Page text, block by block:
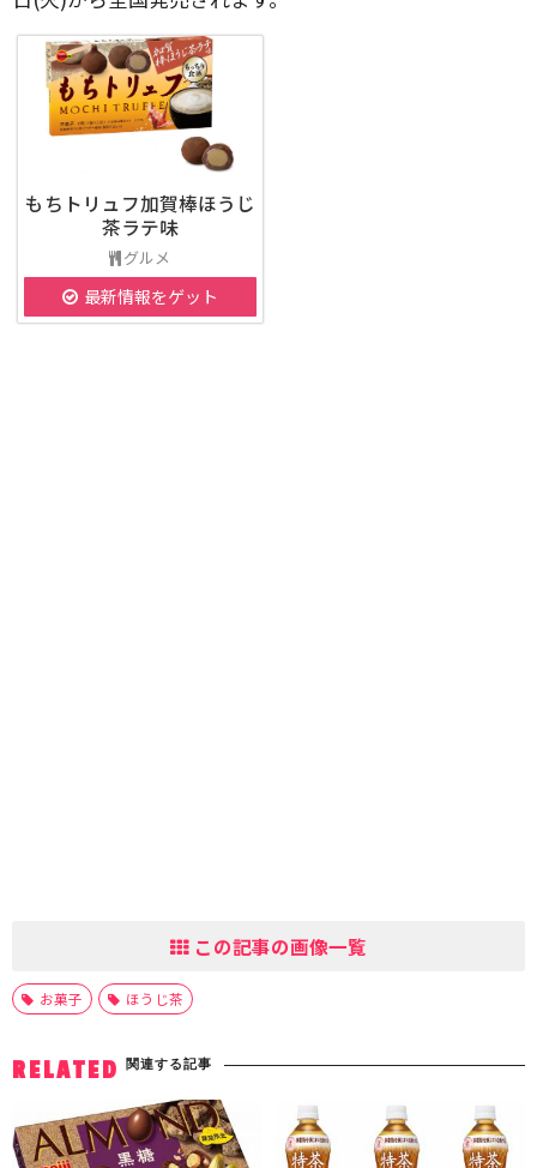
もちトリュフ加賀棒ほうじ
茶ラテ味
グルメ
最新情報をゲット
この記事の画像一覧
お菓子 ほうじ茶
RELATED 関連する記事